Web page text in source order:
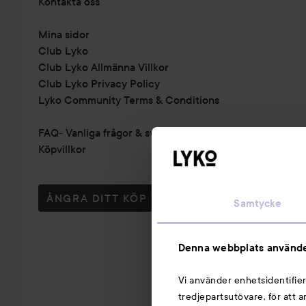
Samtycke
Denna webbplats
Vi använder
tredjepartsutövare, för att
Mina sidor
Club Lyko
Club Lyko Allmänna Villkor
Club Lyko Privacy Policy
Lyko Community Terms & Conditions
FAQ- Vanliga frågor & svar
Köpvillkor
ÅNGRA DITT KÖP